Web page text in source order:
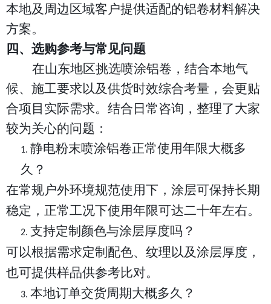
本地及周边区域客户提供适配的铝卷材料解决
方案。
四、选购参考与常见问题
在山东地区挑选喷涂铝卷，结合本地气
候、施工要求以及供货时效综合考量，会更贴
合项目实际需求。结合日常咨询，整理了大家
较为关心的问题：
1. 静电粉末喷涂铝卷正常使用年限大概多
久？
在常规户外环境规范使用下，涂层可保持长期
稳定，正常工况下使用年限可达二十年左右。
2. 支持定制颜色与涂层厚度吗？
可以根据需求定制配色、纹理以及涂层厚度，
也可提供样品供参考比对。
3. 本地订单交货周期大概多久？